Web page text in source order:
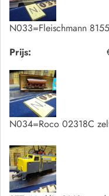
N033=Fleischmann
Prijs:
N034=Roco 02318C